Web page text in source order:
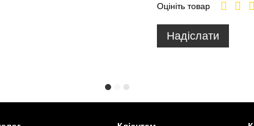
Оцініть товар
Надіслати